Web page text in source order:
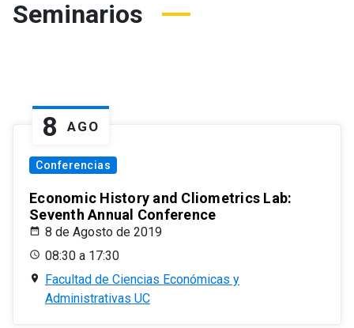
Seminarios
8 AGO
Conferencias
Economic History and Cliometrics Lab:
Seventh Annual Conference
8 de Agosto de 2019
08:30 a 17:30
Facultad de Ciencias Económicas y
Administrativas UC